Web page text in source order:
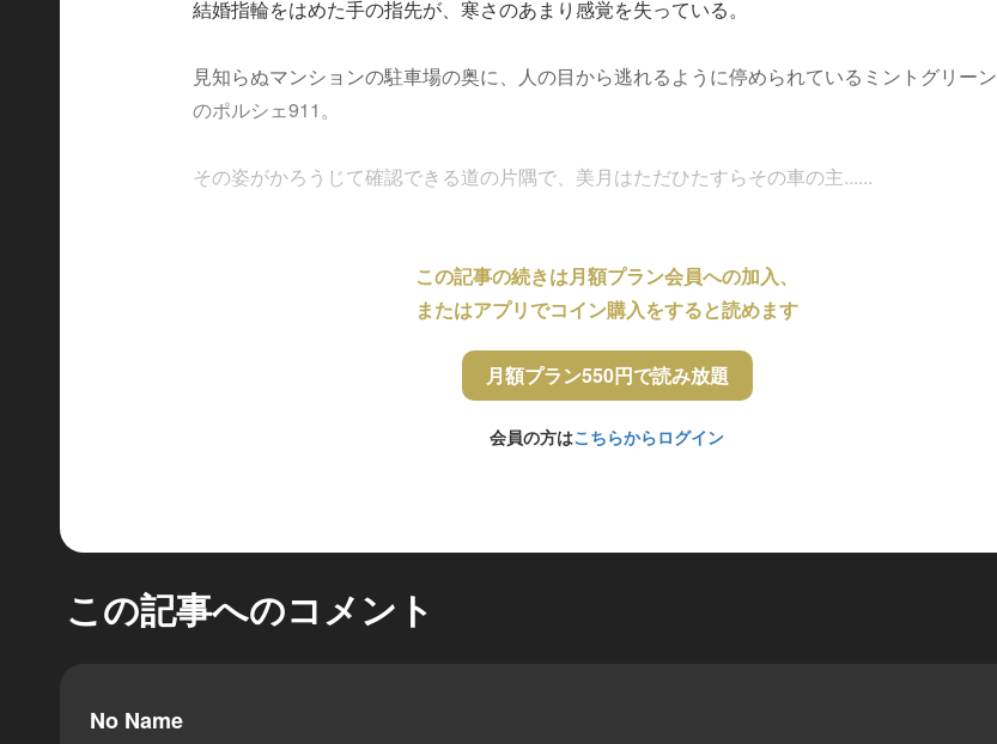
結婚指輪をはめた手の指先が、寒さのあまり感覚を失っている。
見知らぬマンションの駐車場の奥に、人の目から逃れるように停められているミントグリーン
のポルシェ911。
その姿がかろうじて確認できる道の片隅で、美月はただひたすらその車の主......
この記事の続きは月額プラン会員への加入、
またはアプリでコイン購入をすると読めます
月額プラン550円で読み放題
会員の方はこちらからログイン
この記事へのコメント
No Name